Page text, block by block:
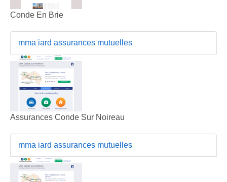
Conde En Brie
mma iard assurances mutuelles
Assurances Conde Sur Noireau
mma iard assurances mutuelles